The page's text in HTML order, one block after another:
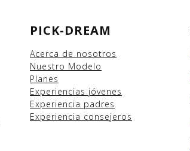
PICK-DREAM
Acerca de nosotros
Nuestro Modelo
Planes
Experiencias jóvenes
Experiencia padres
Experiencia consejeros